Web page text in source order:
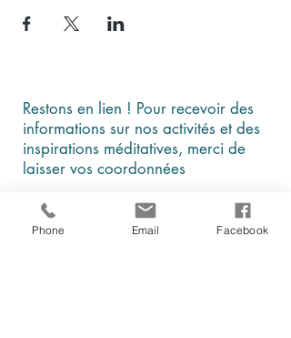
Restons en lien ! Pour recevoir des
informations sur nos activités et des
inspirations méditatives, merci de
laisser vos coordonnées
Phone Email Facebook